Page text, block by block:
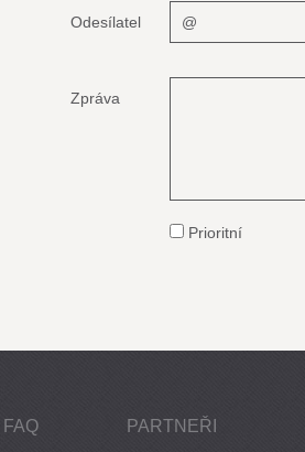
Odesílatel
Zpráva
Prioritní
FAQ PARTNEŘI